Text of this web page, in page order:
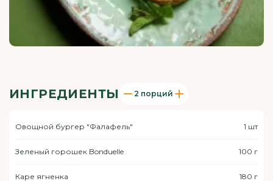
ИНГРЕДИЕНТЫ 2 порций
Овощной бургер "Фалафель" 1 шт
Зеленый горошек Bonduelle 100 г
Каре ягненка 180 г